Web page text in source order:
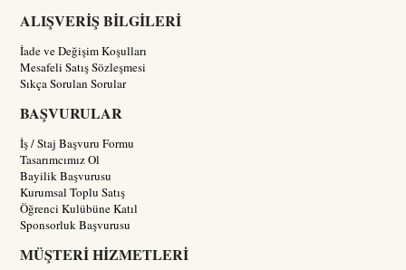
ALIŞVERİŞ BİLGİLERİ
İade ve Değişim Koşulları
Mesafeli Satış Sözleşmesi
Sıkça Sorulan Sorular
BAŞVURULAR
İş / Staj Başvuru Formu
Tasarımcımız Ol
Bayilik Başvurusu
Kurumsal Toplu Satış
Öğrenci Kulübüne Katıl
Sponsorluk Başvurusu
MÜŞTERİ HİZMETLERİ